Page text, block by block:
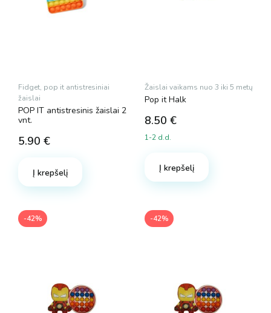
Fidget, pop it antistresiniai
žaislai
POP IT antistresinis žaislai 2
vnt.
5.90 €
Į krepšelį
Žaislai vaikams nuo 3 iki 5 metų
Pop it Halk
8.50 €
1-2 d.d.
Į krepšelį
-42% -42%